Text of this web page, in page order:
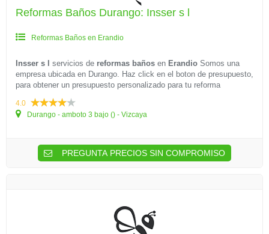
Reformas Baños Durango: Insser s l
Reformas Baños en Erandio
Insser s l servicios de reformas baños en Erandio Somos una
empresa ubicada en Durango. Haz click en el boton de presupuesto,
para obtener un presupuesto personalizado para tu reforma
4.0
Durango - amboto 3 bajo () - Vizcaya
PREGUNTA PRECIOS SIN COMPROMISO